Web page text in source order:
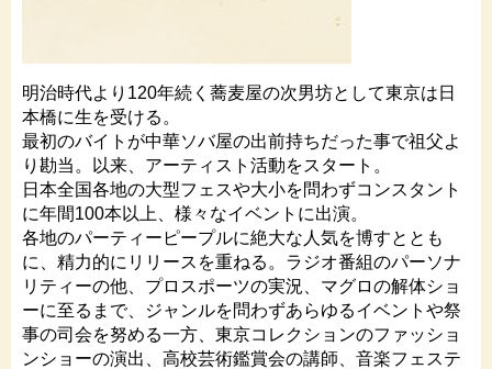
明治時代より120年続く蕎麦屋の次男坊として東京は日
本橋に生を受ける。
最初のバイトが中華ソバ屋の出前持ちだった事で祖父よ
り勘当。以来、アーティスト活動をスタート。
日本全国各地の大型フェスや大小を問わずコンスタント
に年間100本以上、様々なイベントに出演。
各地のパーティーピープルに絶大な人気を博すととも
に、精力的にリリースを重ねる。ラジオ番組のパーソナ
リティーの他、プロスポーツの実況、マグロの解体ショ
ーに至るまで、ジャンルを問わずあらゆるイベントや祭
事の司会を努める一方、東京コレクションのファッショ
ンショーの演出、高校芸術鑑賞会の講師、音楽フェステ